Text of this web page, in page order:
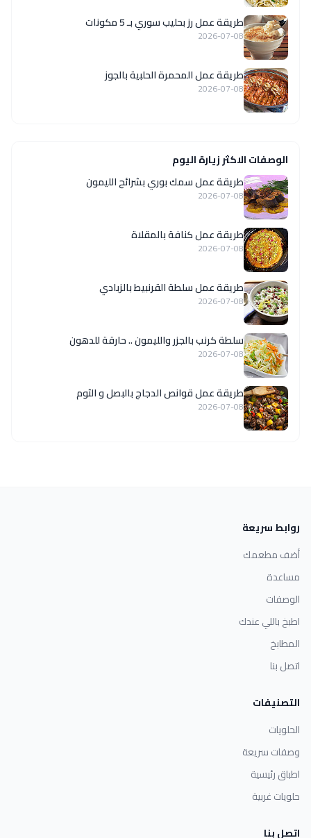
طريقة عمل رز بحليب سوري بـ 5 مكونات
2026-07-08
طريقة عمل المحمرة الحلبية بالجوز
2026-07-08
الوصفات الاكثر زيارة اليوم
طريقة عمل سمك بوري بشرائح الليمون
2026-07-08
طريقة عمل كنافة بالمقلاة
2026-07-08
طريقة عمل سلطة القرنبيط بالزبادي
2026-07-08
سلطة كرنب بالجزر والليمون .. حارقة للدهون
2026-07-08
طريقة عمل قوانص الدجاج بالبصل و الثوم
2026-07-08
روابط سريعة
أضف مطعمك
مساعدة
الوصفات
اطبخ باللي عندك
المطابخ
اتصل بنا
التصنيفات
الحلويات
وصفات سريعة
اطباق رئيسية
حلويات غربية
اتصل بنا